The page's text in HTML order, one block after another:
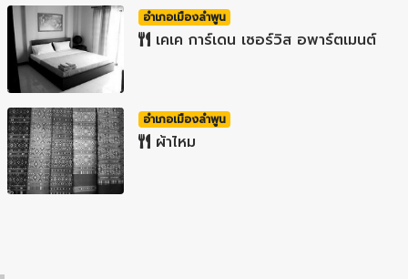
อำเภอเมืองลำพูน
เคเค การ์เดน เซอร์วิส อพาร์ตเมนต์
อำเภอเมืองลำพูน
ผ้าไหม